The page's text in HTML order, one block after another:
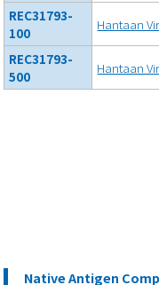
REC31793-
100
Hantaan
REC31793-
500
Hantaan
Native Antigen